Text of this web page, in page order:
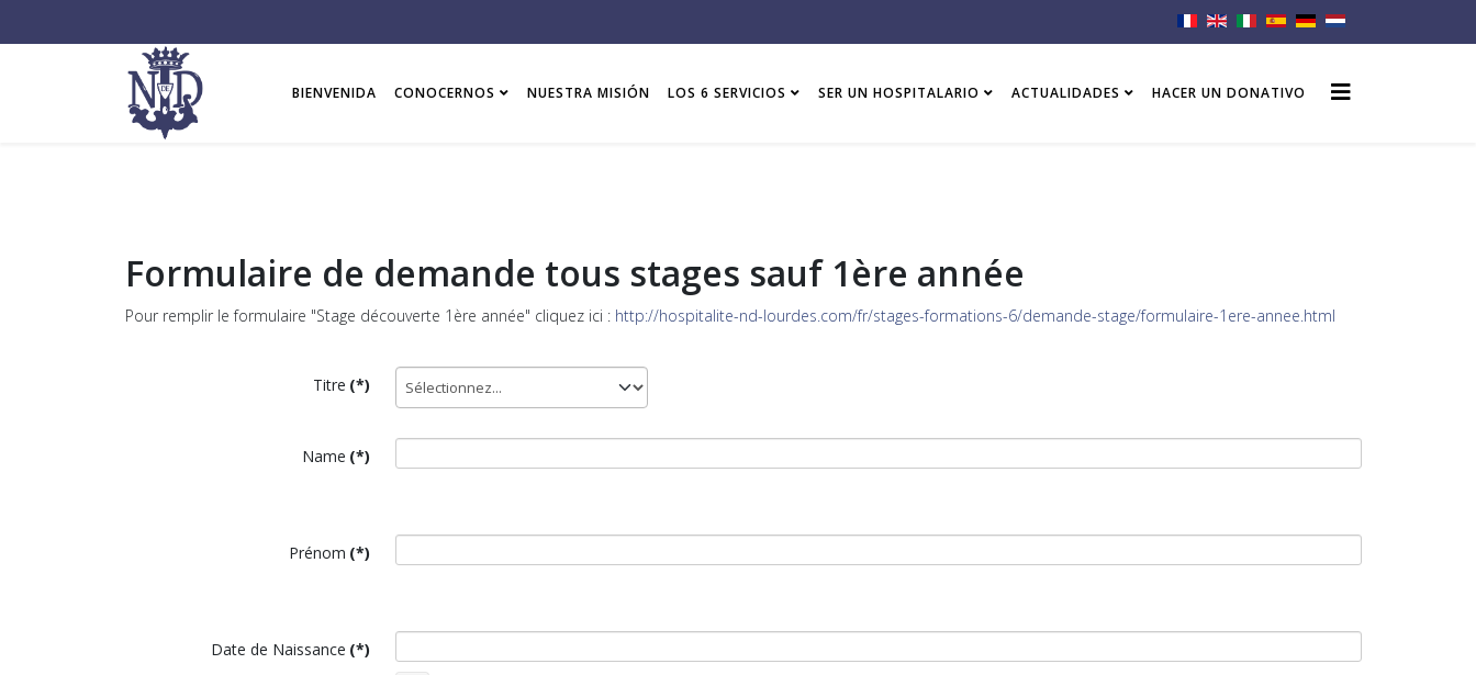
BIENVENIDA CONOCERNOS NUESTRA MISIÓN LOS 6 SERVICIOS SER UN HOSPITALARIO ACTUALIDADES HACER UN DONATIVO
Formulaire de demande tous stages sauf 1ère année
Pour remplir le formulaire "Stage découverte 1ère année" cliquez ici : http://hospitalite-nd-lourdes.com/fr/stages-formations-6/demande-stage/formulaire-1ere-annee.html
Titre (*)
Name (*)
Prénom (*)
Date de Naissance (*)